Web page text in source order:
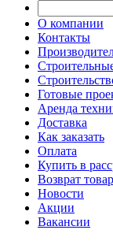
О компании
Контакты
Готовые
Аренда
Доставка
Как заказать
Оплата
Купить в
Возврат
Новости
Акции
Вакансии